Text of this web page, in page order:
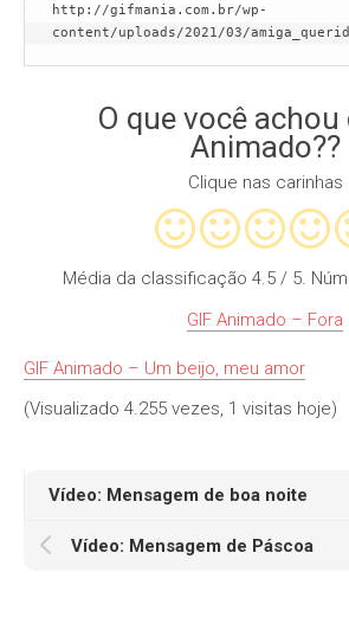
http://gifmania.com.br/wp-
content/uploads/2021/03/
O que você achou
Animado??
Clique nas carinhas
Média da classificação 4.5/ 5.
GIF Animado – Fora
GIF Animado – Um beijo, meu amor
(Visualizado 4.255 vezes, 1 visitas hoje)
Vídeo: Mensagem de boa noite
Vídeo: Mensagem de Páscoa